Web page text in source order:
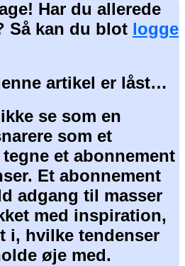
Har du allerede
Så kan du blot logge
artikel er låst…
se som en
som et
et abonnement
Et abonnement
adgang til masser
med inspiration,
i, hvilke tendenser
øje med.